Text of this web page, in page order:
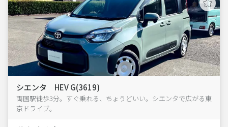
シエンタ HEV G(3619)
両国駅徒歩3分。すぐ乗れる、ちょうどいい。シエンタで広がる東
京ドライブ。